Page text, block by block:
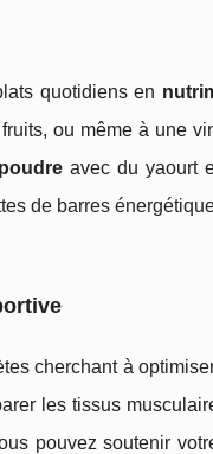
quotidiens en
ou même à une
avec du yaourt
de barres
cherchant à
les tissus
pouvez soutenir